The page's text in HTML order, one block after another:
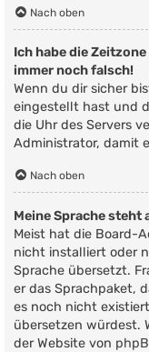
Nach oben
Ich habe die
immer noch falsch!
Wenn du dir sicher
eingestellt hast und
die Uhr des Servers
Administrator, damit
Nach oben
Meine Sprache steht
Meist hat die Board-
nicht installiert oder
Sprache übersetzt.
er das Sprachpaket,
es noch nicht
übersetzen würdest.
der Website von